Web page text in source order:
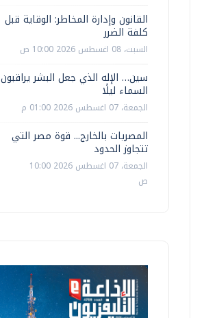
القانون وإدارة المخاطر: الوقاية قبل
كلفة الضرر
السبت، 08 اغسطس 2026 10:00 ص
سين… الإله الذي جعل البشر يراقبون
السماء ليلًا
الجمعة، 07 اغسطس 2026 01:00 م
المصريات بالخارج... قوة مصر التي
تتجاوز الحدود
الجمعة، 07 اغسطس 2026 10:00
ص